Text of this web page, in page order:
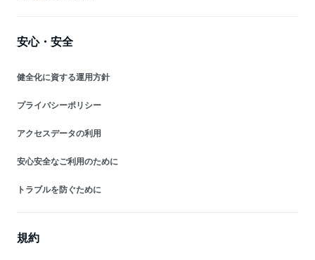
安心・安全
健全化に資する運用方針
プライバシーポリシー
アクセスデータの利用
安心安全なご利用のために
トラブルを防ぐために
規約